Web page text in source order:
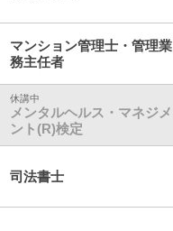
マンション管理士・管理業
務主任者
メンタルヘルス・マネジメ
ント(R)検定
司法書士